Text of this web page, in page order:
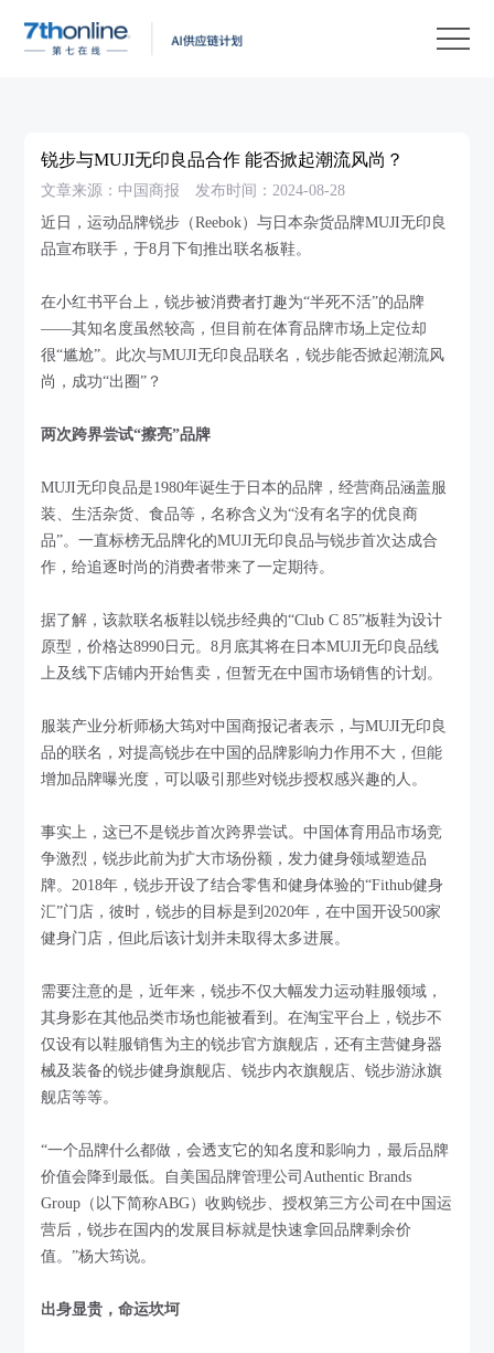
锐步与MUJI无印良品合作 能否掀起潮流风尚？
文章来源：中国商报
发布时间：2024-08-28
近日，运动品牌锐步（Reebok）与日本杂货品牌MUJI无印良
品宣布联手，于8月下旬推出联名板鞋。
在小红书平台上，锐步被消费者打趣为“半死不活”的品牌
——其知名度虽然较高，但目前在体育品牌市场上定位却
很“尴尬”。此次与MUJI无印良品联名，锐步能否掀起潮流风
尚，成功“出圈”？
两次跨界尝试“擦亮”品牌
MUJI无印良品是1980年诞生于日本的品牌，经营商品涵盖服
装、生活杂货、食品等，名称含义为“没有名字的优良商
品”。一直标榜无品牌化的MUJI无印良品与锐步首次达成合
作，给追逐时尚的消费者带来了一定期待。
据了解，该款联名板鞋以锐步经典的“Club C 85”板鞋为设计
原型，价格达8990日元。8月底其将在日本MUJI无印良品线
上及线下店铺内开始售卖，但暂无在中国市场销售的计划。
服装产业分析师杨大筠对中国商报记者表示，与MUJI无印良
品的联名，对提高锐步在中国的品牌影响力作用不大，但能
增加品牌曝光度，可以吸引那些对锐步授权感兴趣的人。
事实上，这已不是锐步首次跨界尝试。中国体育用品市场竞
争激烈，锐步此前为扩大市场份额，发力健身领域塑造品
牌。2018年，锐步开设了结合零售和健身体验的“Fithub健身
汇”门店，彼时，锐步的目标是到2020年，在中国开设500家
健身门店，但此后该计划并未取得太多进展。
需要注意的是，近年来，锐步不仅大幅发力运动鞋服领域，
其身影在其他品类市场也能被看到。在淘宝平台上，锐步不
仅设有以鞋服销售为主的锐步官方旗舰店，还有主营健身器
械及装备的锐步健身旗舰店、锐步内衣旗舰店、锐步游泳旗
舰店等等。
“一个品牌什么都做，会透支它的知名度和影响力，最后品牌
价值会降到最低。自美国品牌管理公司Authentic Brands
Group（以下简称ABG）收购锐步、授权第三方公司在中国运
营后，锐步在国内的发展目标就是快速拿回品牌剩余价
值。”杨大筠说。
出身显贵，命运坎坷